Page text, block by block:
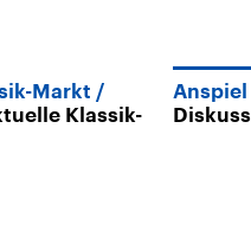
Markt
Klassik-
Anspiel